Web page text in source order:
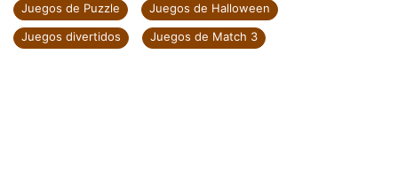
Juegos de Puzzle
Juegos de Halloween
Juegos divertidos
Juegos de Match 3